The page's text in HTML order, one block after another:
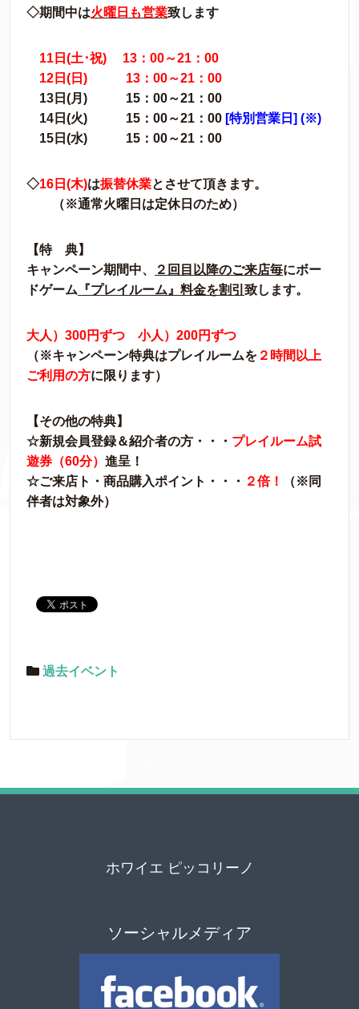
◇期間中は火曜日も営業致します
11日(土･祝) 13：00～21：00
12日(日) 13：00～21：00
13日(月) 15：00～21：00
14日(火) 15：00～21：00 [特別営業日] (※)
15日(水) 15：00～21：00
◇16日(木)は振替休業とさせて頂きます。
（※通常火曜日は定休日のため）
【特 典】
キャンペーン期間中、
２回目以降のご来店毎にボー
ドゲーム 『プレイルーム』料金を割引 致します。
大人）300円ずつ 小人）200円ずつ
（※キャンペーン特典はプレイルームを ２時間以上
ご利用の方に限ります）
【その他の特典】
☆新規会員登録＆紹介者の方・・・ プレイルーム試
遊券（60分） 進呈！
☆ご来店ト・商品購入ポイント・・・ ２倍！
（※同
伴者は対象外）
過去イベント
ホワイエ ピッコリーノ
ソーシャルメディア